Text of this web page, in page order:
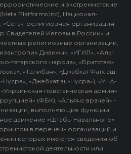
и экстремистские
Platforms Inc), Национал-
религиозная организация
Свидетелей Иеговы в России» и
религиозные организации,
Дивижн», «ИГИЛ», «Аль-
татарского народа», «Братство»
«Талибан», «Джабхат Фатх аш-
«Джебхат ан-Нусра»), «УНА-
повстанческая армия»
(ФБК), «Альянс врачей» -
выполняющие функции
движение «Штабы Навального»
в перечень организаций и
которых имеются сведения об
деятельности или